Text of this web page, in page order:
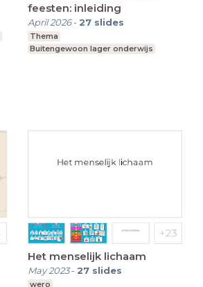
feesten: inleiding
April 2026- 27 slides
Thema
Buitengewoon lager onderwijs
Het menselijk lichaam
May 2023- 27 slides
wero